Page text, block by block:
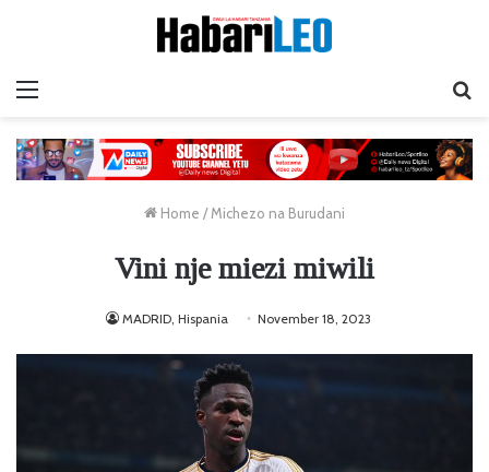
Home /Michezo na Burudani
Vini nje miezi miwili
MADRID, Hispania November 18, 2023